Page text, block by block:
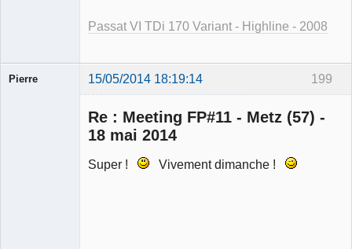
Passat VI TDi 170 Variant - Highline - 2008
199
Pierre 15/05/2014 18:19:14
Re : Meeting FP#11 - Metz (57) -
18 mai 2014
Super ! Vivement dimanche !